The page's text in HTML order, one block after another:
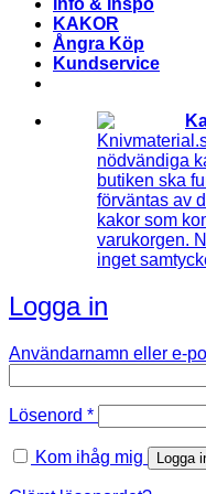
KAKOR
Ångra Köp
Kundservice
nödvändiga
butiken ska
förväntas av
kakor som
varukorgen.
inget
Logga in
Användarnamn eller e-
Lösenord *Obligatoriskt
Kom ihåg mig Logga